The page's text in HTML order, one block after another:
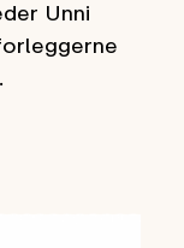
Unni